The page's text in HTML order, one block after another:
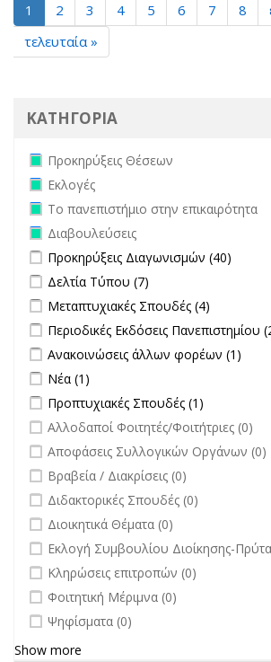
1 2 3 4 5 6 7 8
τελευταία »
ΚΑΤΗΓΟΡΙΑ
Remove Προκηρύξεις Θέσεων filter
Προκηρύξεις Θέσεων
Remove Εκλογές filter
Εκλογές
Remove Το πανεπιστήμιο στην
Το πανεπιστήμιο στην επικαιρότητα
Remove Διαβουλεύσεις filter
Διαβουλεύσεις
Apply Προκηρύξεις Διαγωνισμών filter
Προκηρύξεις Διαγωνισμών (40)
Apply Δελτία Τύπου filter
Δελτία Τύπου (7)
Apply Μεταπτυχιακές Σπουδές filter
Μεταπτυχιακές Σπουδές (4)
Apply Περιοδικές Εκδόσεις
Περιοδικές Εκδόσεις Πανεπιστημίου
Apply Ανακοινώσεις άλλων φορέων
Ανακοινώσεις άλλων φορέων (1)
Apply Νέα filter
Νέα (1)
Apply Προπτυχιακές Σπουδές filter
Προπτυχιακές Σπουδές (1)
undefined
Αλλοδαποί Φοιτητές/Φοιτήτριες (0)
undefined
Αποφάσεις Συλλογικών Οργάνων (0)
undefined
Βραβεία / Διακρίσεις (0)
undefined
Διδακτορικές Σπουδές (0)
undefined
Διοικητικά Θέματα (0)
undefined
Εκλογή Συμβουλίου Διοίκησης-
undefined
Κληρώσεις επιτροπών (0)
undefined
Φοιτητική Μέριμνα (0)
undefined
Ψηφίσματα (0)
Show more